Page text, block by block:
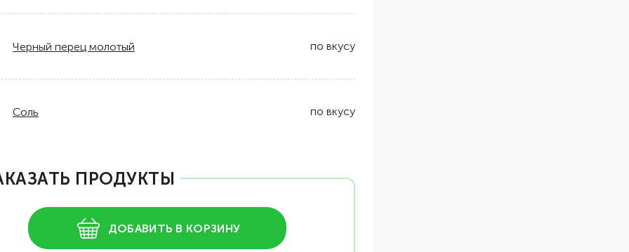
Черный перец молотый по вкусу
Соль по вкусу
ПРОДУКТЫ
ДОБАВИТЬ В КОРЗИНУ